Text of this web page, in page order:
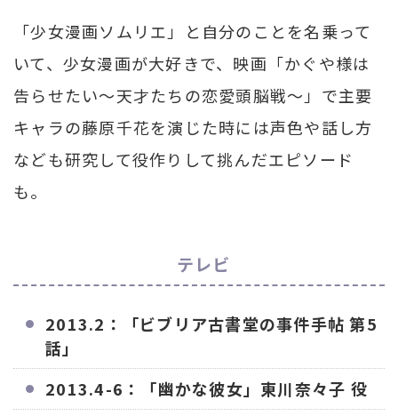
「少女漫画ソムリエ」と自分のことを名乗って
いて、少女漫画が大好きで、映画「かぐや様は
告らせたい〜天才たちの恋愛頭脳戦〜」で主要
キャラの藤原千花を演じた時には声色や話し方
なども研究して役作りして挑んだエピソード
も。
テレビ
2013.2：「ビブリア古書堂の事件手帖 第5
話」
2013.4-6：「幽かな彼女」東川奈々子 役